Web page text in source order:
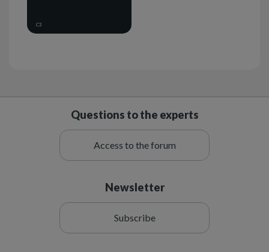
C3
Questions to the experts
Access to the forum
Newsletter
Subscribe